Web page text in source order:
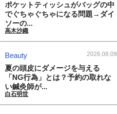
ポケットティッシュがバッグの中
でぐちゃぐちゃになる問題→ダイ
ソーの...
高木沙織
Beauty 2026.08.09
夏の頭皮にダメージを与える
「NG行為」とは？予約の取れな
い鍼灸師が...
白石明世